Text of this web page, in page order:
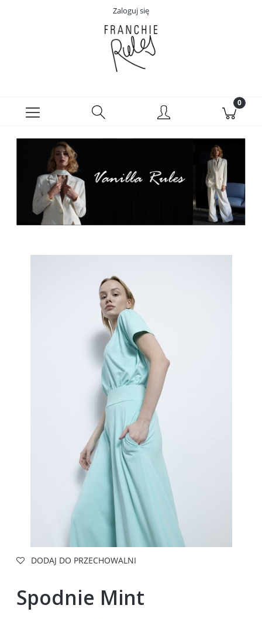
Zaloguj się
DODAJ DO PRZECHOWALNI
Spodnie Mint